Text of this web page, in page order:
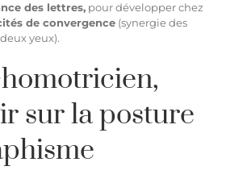
des lettres, pour développer chez
de convergence (synergie des
yeux).
sur la posture